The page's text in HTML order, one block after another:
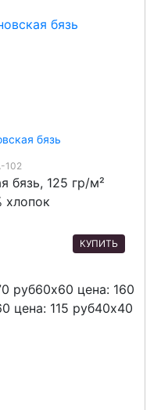
бязь
102
бязь, 125 гр/м²
хлопок
КУПИТЬ
руб60х60 цена: 160
цена: 115 руб40х40